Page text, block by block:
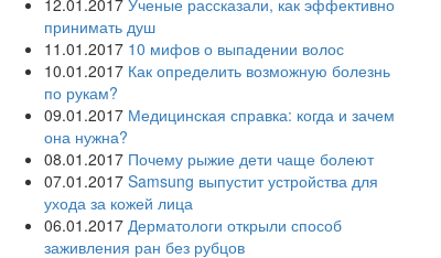
12.01.2017 Ученые рассказали, как эффективно
принимать душ
11.01.2017 10 мифов о выпадении волос
10.01.2017 Как определить возможную болезнь
по рукам?
09.01.2017 Медицинская справка: когда и зачем
она нужна?
08.01.2017 Почему рыжие дети чаще болеют
07.01.2017 Samsung выпустит устройства для
ухода за кожей лица
06.01.2017 Дерматологи открыли способ
заживления ран без рубцов